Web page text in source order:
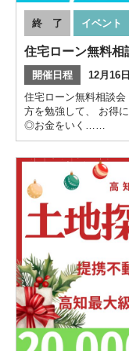
終 了 イベント
住宅ローン無料
開催日程
12月16
住宅ローン無料相談
方を勉強して、 お得
◎お金をいく……